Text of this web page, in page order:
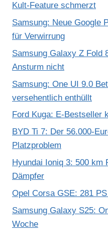
Kult-Feature schmerzt
Samsung: Neue Google
für Verwirrung
Samsung Galaxy Z Fold
Ansturm nicht
Samsung: One UI 9.0
versehentlich enthüllt
Ford Kuga: E-Bestseller
BYD Ti 7: Der 56.000-
Platzproblem
Hyundai Ioniq 3: 500 km
Dämpfer
Opel Corsa GSE: 281
Samsung Galaxy S25:
Woche